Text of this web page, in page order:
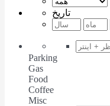
تاریخ
Parking
Gas
Food
Coffee
Misc